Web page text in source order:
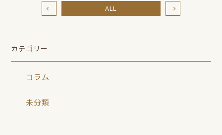
カテゴリー
コラム
未分類
ALL